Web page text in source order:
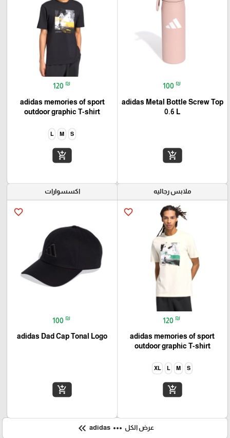
100 ₪
adidas Metal Bottle Screw Top
0.6 L
add_shopping_cart
120 ₪
adidas memories of sport
outdoor graphic T-shirt
S
M
L
add_shopping_cart
ملابس رجاليه
favorite_border
120 ₪
adidas memories of sport
outdoor graphic T-shirt
S
M
L
XL
add_shopping_cart
اكسسوارات
favorite_border
100 ₪
adidas Dad Cap Tonal Logo
add_shopping_cart
عرض الكل more_horiz
keyboard_double_arrow_left